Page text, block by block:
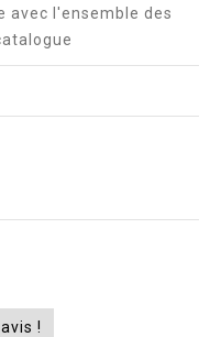
avec l'ensemble des
!